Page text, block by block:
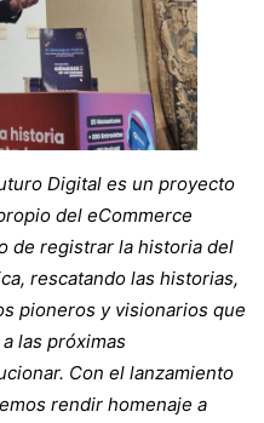
Digital es un proyecto
del eCommerce
de registrar la historia del
rescatando las historias,
pioneros y visionarios que
las próximas
Con el lanzamiento
rendir homenaje a